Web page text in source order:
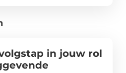
in jouw rol